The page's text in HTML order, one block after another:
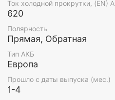
Ток холодной прокрутки, (EN) А
620
Полярность
Прямая, Обратная
Тип АКБ
Европа
Прошло с даты выпуска (мес.)
1-4